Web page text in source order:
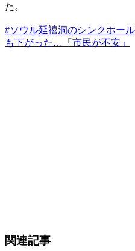
た。
#ソウル延禧洞のシンクホー
も下がった…「市民が不安」
関連記事